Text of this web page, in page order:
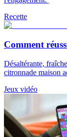
Recette
Comment
Désaltérante,
citronnade maison
Jeux vidéo